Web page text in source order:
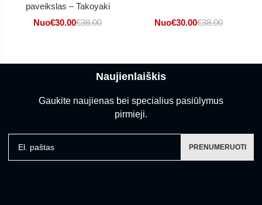
paveikslas – Takoyaki
Nuo€30.00€38.00 Nuo€30.00€38.00
Naujienlaiškis
Gaukite naujienas bei specialius pasiūlymus
pirmieji.
PRENUMERUOTI